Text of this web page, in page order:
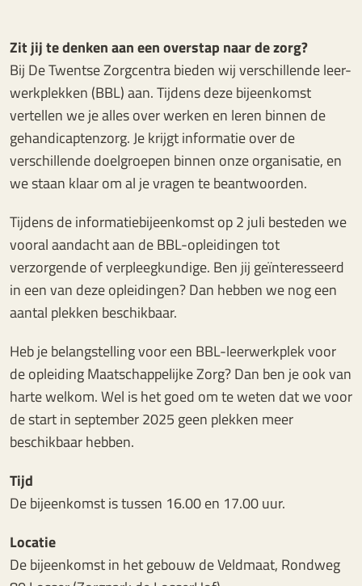
Zit jij te denken aan een overstap naar de zorg?
Bij De Twentse Zorgcentra bieden wij verschillende leer-
werkplekken (BBL) aan. Tijdens deze bijeenkomst
vertellen we je alles over werken en leren binnen de
gehandicaptenzorg. Je krijgt informatie over de
verschillende doelgroepen binnen onze organisatie, en
we staan klaar om al je vragen te beantwoorden.
Tijdens de informatiebijeenkomst op 2 juli besteden we
vooral aandacht aan de BBL-opleidingen tot
verzorgende of verpleegkundige. Ben jij geïnteresseerd
in een van deze opleidingen? Dan hebben we nog een
aantal plekken beschikbaar.
Heb je belangstelling voor een BBL-leerwerkplek voor
de opleiding Maatschappelijke Zorg? Dan ben je ook van
harte welkom. Wel is het goed om te weten dat we voor
de start in september 2025 geen plekken meer
beschikbaar hebben.
Tijd
De bijeenkomst is tussen 16.00 en 17.00 uur.
Locatie
De bijeenkomst in het gebouw de Veldmaat, Rondweg